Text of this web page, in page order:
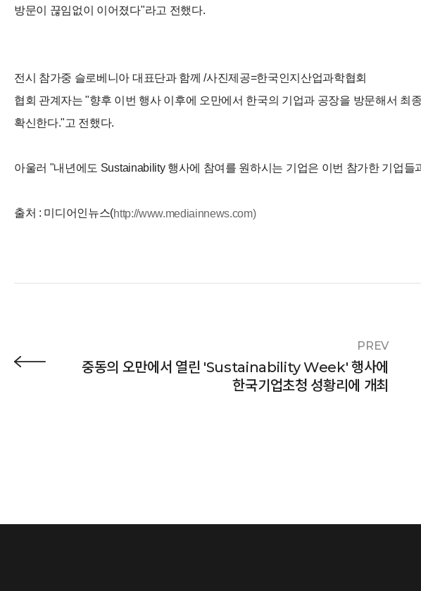
방문이 끊임없이 이어졌다"라고 전했다.
전시 참가중 슬로베니아 대표단과 함께 /사진제공=한국인지산업과학협회
협회 관계자는 "향후 이번 행사 이후에 오만에서 한국의 기업과 공장을 방문해서
확신한다."고 전했다.
아울러 "내년에도 Sustainability 행사에 참여를 원하시는 기업은 이번 참가한 기업
출처 : 미디어인뉴스(http://www.mediainnews.com)
PREV
중동의 오만에서 열린 'Sustainability Week' 행사에
한국기업초청 성황리에 개최